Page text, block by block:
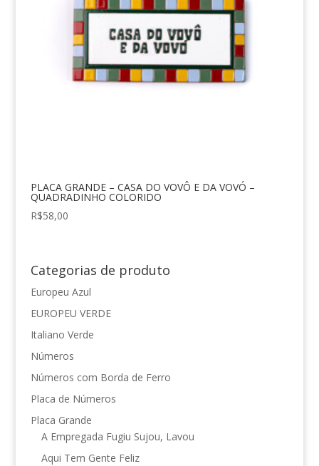
PLACA GRANDE – CASA DO VOVÔ E DA VOVÓ –
QUADRADINHO COLORIDO
R$58,00
Categorias de produto
Europeu Azul
EUROPEU VERDE
Italiano Verde
Números
Números com Borda de Ferro
Placa de Números
Placa Grande
A Empregada Fugiu Sujou, Lavou
Aqui Tem Gente Feliz